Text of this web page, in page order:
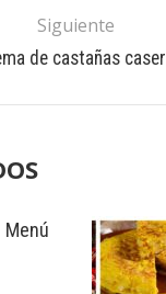
Siguiente
de castañas
Menú